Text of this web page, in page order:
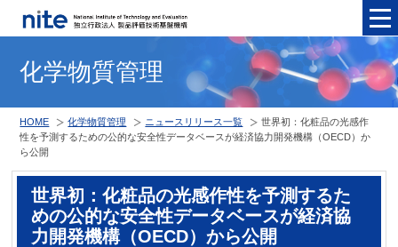
化学物質管理
HOME 化学物質管理 ニュースリリース一覧
世界初：化粧品の光感作
性を予測するための公的な安全性データベースが経済協力開発機構（OECD）か
ら公開
世界初：化粧品の光感作性を予測するた
めの公的な安全性データベースが経済協
力開発機構（OECD）から公開